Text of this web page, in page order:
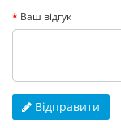
Ваш відгук
Відправити